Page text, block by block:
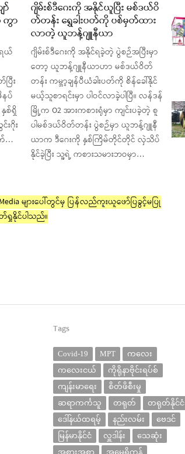
ကွာ
ယ်
ြီး
ပ်
စ်ရှိ
ဂိုး
က်…
ဂျိမ်းစ်ဒီဂေးကို အနိုင်ယူပြီး မစ်ဒယ်ဝိ
တ်တန်း ရွှေခါးပတ်ကို ပစ်မှတ်ထား
လာတဲ့ ယူဘန့်ဂျူနီယာ
ဂျိမ်းစ်ဒီဂေးကို အနိုင်ရခဲ့တဲ့ ပွဲစဉ်အပြီးမှာ
တော့ ယူဘန့်ဂျူနီယာဟာ မစ်ဒယ်ဝိတ်
တန်း ကမ္ဘာ့ချန်ပီယံခါးပတ်ကို စိန်ခေါ်နိုင်
မယ့်သူစာရင်းမှာ ပါဝင်လာခဲ့ပါပြီ။ လန်ဒန်
မြို့က O2 အားကစားရုံမှာ ကျင်းပခဲ့တဲ့ စူ
ပါမစ်ဒယ်ဝိတ်တန်း ပွဲစဉ်မှာ ယူဘန့်ဂျူနီ
ယာက ဒီဂေးကို နှစ်ကြိမ်တိုင်တိုင် လှဲသိပ်
နိုင်ခဲ့ပြီး သူ့ရဲ့ ကစားသမားဘဝမှာ…
များပေါ်တွင်မှ ပြန်လည်ကူးယူဖော်ပြခွင့်မပြု
နိုင်ပါသည်။
Tags
Covid-19 MPT
ကလေး
ကလေးငယ်
ကိုရိုနာဗိုင်းရပ်စ်
ကျန်းမာရေး
စိတ်ဖိစီးမှု
ဆရာကင်္ကသူ
တရုတ်
တရုတ်နိုင်ငံ
ဒေါ်နယ်ထရမ့်
နည်းလမ်း
ဗေဒင်
မြန်မာနိုင်ငံ
လှူဒါန်း
သေဆုံး
အစားအစာ
အမေရိကန်